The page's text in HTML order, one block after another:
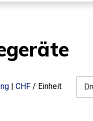
| CHF / Einheit